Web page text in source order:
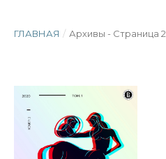
ГЛАВНАЯ / Архивы - Страница 2